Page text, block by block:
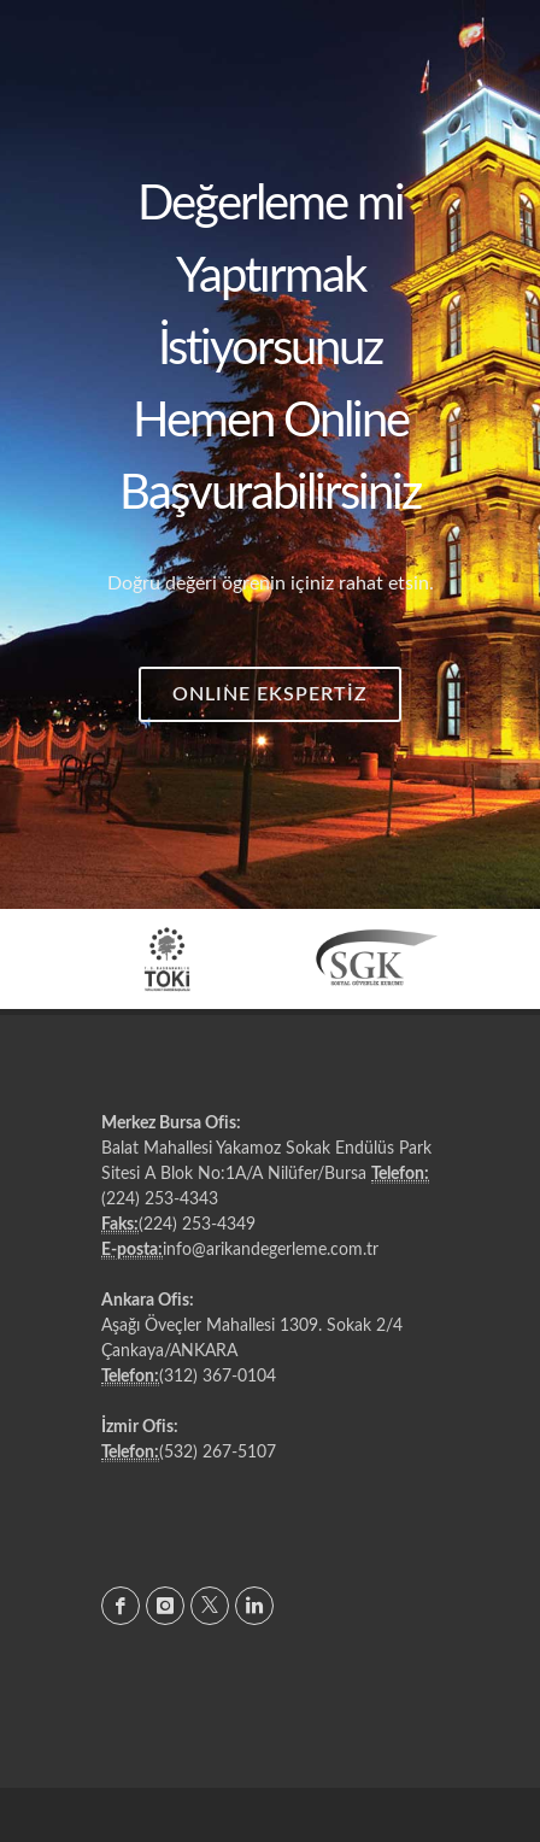
Değerleme mi
Yaptırmak
İstiyorsunuz
Hemen Online
Başvurabilirsiniz
Doğru değeri ögrenin içiniz rahat etsin.
ONLINE EKSPERTİZ
Merkez Bursa Ofis:
Balat Mahallesi Yakamoz Sokak Endülüs Park
Sitesi A Blok No:1A/A Nilüfer/Bursa Telefon:
(224) 253-4343
Faks:(224) 253-4349
E-posta:info@arikandegerleme.com.tr
Ankara Ofis:
Aşağı Öveçler Mahallesi 1309. Sokak 2/4
Çankaya/ANKARA
Telefon:(312) 367-0104
İzmir Ofis:
Telefon:(532) 267-5107